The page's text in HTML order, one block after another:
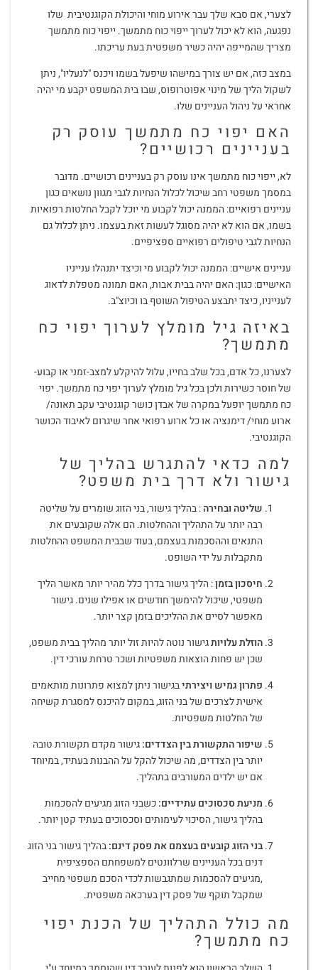
לצערי, אם סבא שלך עבר אירוע מוחי והיכולת הקוגנטיבית שלו
נפגעה, הוא לא יכול לערוך ייפוי כוח מתמשך. ייפוי כוח מתמשך
מצריך שהמייפה יהיה כשיר משפטית בעת עריכתו.
במצב כזה, אם יש צורך במישהו שיפעל בשמו ויכנס "לנעליו", ניתן
לשקול הליך של מינוי אפוטרופוס, שבו בית המשפט יקבע מי יהיה
אחראי על ניהול העניינים שלו.
האם יפוי כח מתמשך עוסק רק
בעניינים רכושיים?
לא, ייפוי כוח מתמשך אינו עוסק רק בעניינים רכושיים. מדובר
במסמך משפטי רחב שיכול לכלול הנחיות לגבי מגוון נושאים כגון
עניינים רפואיים: הממנה יכול לקבוע מי יוכל לקבל החלטות רפואיות
בשמו, אם הוא לא יהיה מסוגל לעשות זאת בעצמו. ניתן לכלול גם
הנחיות לגבי טיפולים רפואיים ספציפיים.
עניינים אישיים: הממנה יכול לקבוע מי וכיצד יתנהלו ענייניו
האישיים: כגון: האם יהיה בבית אבות, האם תמונה מטפלת לדאוג
לענייניו, כיצד יתבצע הטיפול השוטף בו וכיוצ"ב.
באיזה גיל מומלץ לערוך יפוי כח
מתמשך?
לצערנו, כל אדם, בכל שלב בחייו, עלול להיקלע למצב-זמני או קבוע-
של חוסר כשירות ולכן בכל גיל מומלץ לערוך יפוי כח מתמשך. יפוי
כח מתמשך יופעל במקרה של אבדן כושר קוגנטיבי עקב תאונה/
ארוע מוחי/ דימנציה או כל ארוע רפואי אחר שיגרום לאיבוד הכושר
הקוגנטיבי.
למה כדאי להתגרש בהליך של
גישור ולא דרך בית משפט?
שליטה ובחירה: בהליך גישור, בני הזוג שומרים על שליטה
רבה יותר על התהליך וההחלטות. הם אלה שקובעים את
התנאים וההסכמות בעצמם, בעוד שבבית המשפט ההחלטות
מתקבלות על ידי השופט.
חיסכון בזמן: הליך גישור בדרך כלל מהיר יותר מאשר הליך
משפטי, שיכול להימשך חודשים או אפילו שנים. גישור
מאפשר לסיים את ההליכים בזמן קצר יותר.
הוזלת עלויותגישור נוטה להיות זול יותר מהליך בבית משפט,
שכן יש פחות הוצאות משפטיות ושכר טרחת עורכי דין.
פתרון גמיש ויצירתיבגישור ניתן למצוא פתרונות מותאמים
אישית לצרכים של בני הזוג, במקום להיכנס למסגרת קשיחה
של החלטות משפטיות.
שיפור התקשורתבין הצדדים:גישור מקדם תקשורת טובה
יותר בין הצדדים, מה שיכול להקל על ההבנות בעתיד, במיוחד
אם יש ילדים המעורבים בתהליך.
מניעת סכסוכים עתידיים:כשבני הזוג מגיעים להסכמות
בהליך גישור, הסיכוי לעימותים וסכסוכים בעתיד קטן יותר.
בני הזוג קובעים בעצמם את פסק דינם:בהליך גישור בני הזוג
דנים בכל העניינים שרלוונטים למשפחתם הספציפית
,מגיעים להסכמות שמתגבשות לכדי הסכם משפטי מחייב
שמקבל תוקף של פסק דין בערכאה משפטית.
מה כולל התהליך של הכנת יפוי
כח מתמשך?